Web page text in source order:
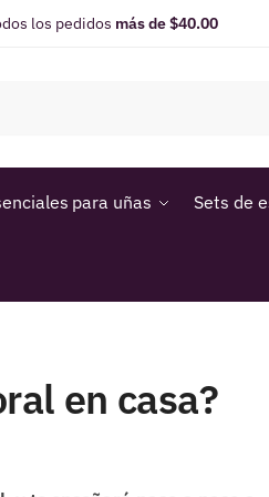
los pedidos más de $40.00
para uñas Sets de
en casa?